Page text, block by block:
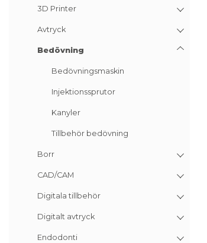
3D Printer
Avtryck
Bedövning
Bedövningsmaskin
Injektionssprutor
Kanyler
Tillbehör bedövning
Borr
CAD/CAM
Digitala tillbehör
Digitalt avtryck
Endodonti